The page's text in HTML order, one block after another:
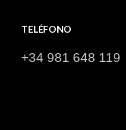
TELÉFONO
+34 981 648 119